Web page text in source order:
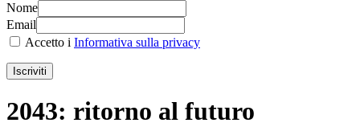
Nome
Email
Accetto i Informativa sulla privacy
Iscriviti
2043: ritorno al futuro